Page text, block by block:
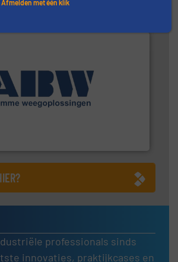
weegoplossingen.Meer info ➜
professionals sinds
innovaties, praktijkcases en
Afmelden met één klik